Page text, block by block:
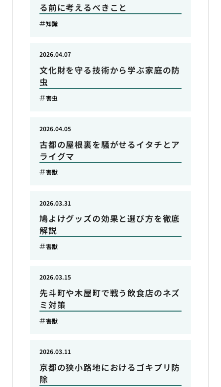
る前に考えるべきこと
知識
文化財を守る技術から学ぶ家庭の防
虫
2026.04.07
害虫
古都の屋根裏を騒がせるイタチとア
ライグマ
2026.04.05
害獣
鳩よけグッズの効果と選び方を徹底
解説
2026.03.31
害獣
先斗町や木屋町で戦う飲食店のネズ
ミ対策
2026.03.15
害獣
京都の狭小路地におけるゴキブリ防
除
2026.03.11